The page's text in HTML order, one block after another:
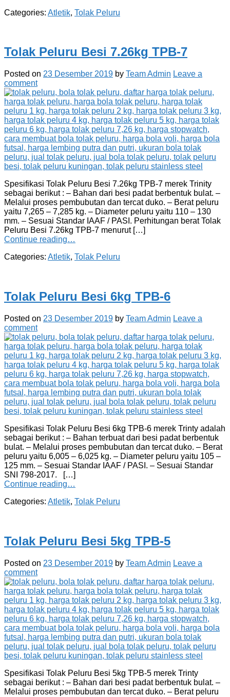
Categories: Atletik, Tolak Peluru
Tolak Peluru Besi 7.26kg TPB-7
Posted on 23 Desember 2019 by Team Admin Leave a
comment
Spesifikasi Tolak Peluru Besi 7.26kg TPB-7 merek Trinity
sebagai berikut : – Bahan dari besi padat berbentuk bulat. –
Melalui proses pembubutan dan tercat duko. – Berat peluru
yaitu 7,265 – 7,285 kg. – Diameter peluru yaitu 110 – 130
mm. – Sesuai Standar IAAF / PASI. Perhitungan berat Tolak
Peluru Besi 7.26kg TPB-7 menurut […]
Continue reading…
Categories: Atletik, Tolak Peluru
Tolak Peluru Besi 6kg TPB-6
Posted on 23 Desember 2019 by Team Admin Leave a
comment
Spesifikasi Tolak Peluru Besi 6kg TPB-6 merek Trinty adalah
sebagai berikut : – Bahan terbuat dari besi padat berbentuk
bulat. – Melalui proses pembubutan dan tercat duko. – Berat
peluru yaitu 6,005 – 6,025 kg. – Diameter peluru yaitu 105 –
125 mm. – Sesuai Standar IAAF / PASI. – Sesuai Standar
SNI 798-2017. […]
Continue reading…
Categories: Atletik, Tolak Peluru
Tolak Peluru Besi 5kg TPB-5
Posted on 23 Desember 2019 by Team Admin Leave a
comment
Spesifikasi Tolak Peluru Besi 5kg TPB-5 merek Trinty
sebagai berikut : – Bahan dari besi padat berbentuk bulat. –
Melalui proses pembubutan dan tercat duko. – Berat peluru